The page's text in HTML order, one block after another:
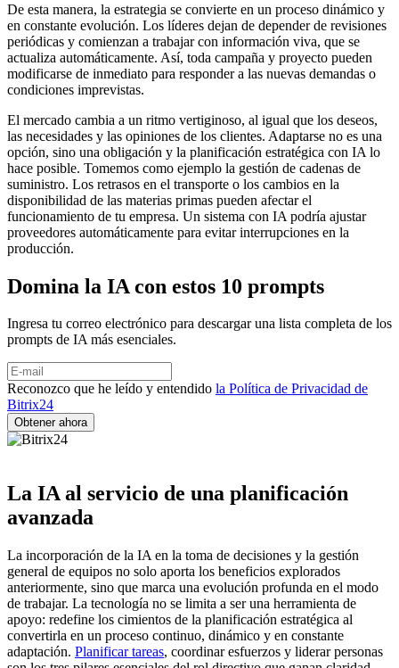
De esta manera, la estrategia se convierte en un proceso dinámico y
en constante evolución. Los líderes dejan de depender de revisiones
periódicas y comienzan a trabajar con información viva, que se
actualiza automáticamente. Así, toda campaña y proyecto pueden
modificarse de inmediato para responder a las nuevas demandas o
condiciones imprevistas.
El mercado cambia a un ritmo vertiginoso, al igual que los deseos,
las necesidades y las opiniones de los clientes. Adaptarse no es una
opción, sino una obligación y la planificación estratégica con IA lo
hace posible. Tomemos como ejemplo la gestión de cadenas de
suministro. Los retrasos en el transporte o los cambios en la
disponibilidad de las materias primas pueden afectar el
funcionamiento de tu empresa. Un sistema con IA podría ajustar
proveedores automáticamente para evitar interrupciones en la
producción.
Domina la IA con estos 10 prompts
Ingresa tu correo electrónico para descargar una lista completa de los
prompts de IA más esenciales.
Reconozco que he leído y entendido la Política de Privacidad de
Bitrix24
La IA al servicio de una planificación
avanzada
La incorporación de la IA en la toma de decisiones y la gestión
general de equipos no solo aporta los beneficios explorados
anteriormente, sino que marca una evolución profunda en el modo
de trabajar. La tecnología no se limita a ser una herramienta de
apoyo: redefine los cimientos de la planificación estratégica al
convertirla en un proceso continuo, dinámico y en constante
adaptación. Planificar tareas, coordinar esfuerzos y liderar personas